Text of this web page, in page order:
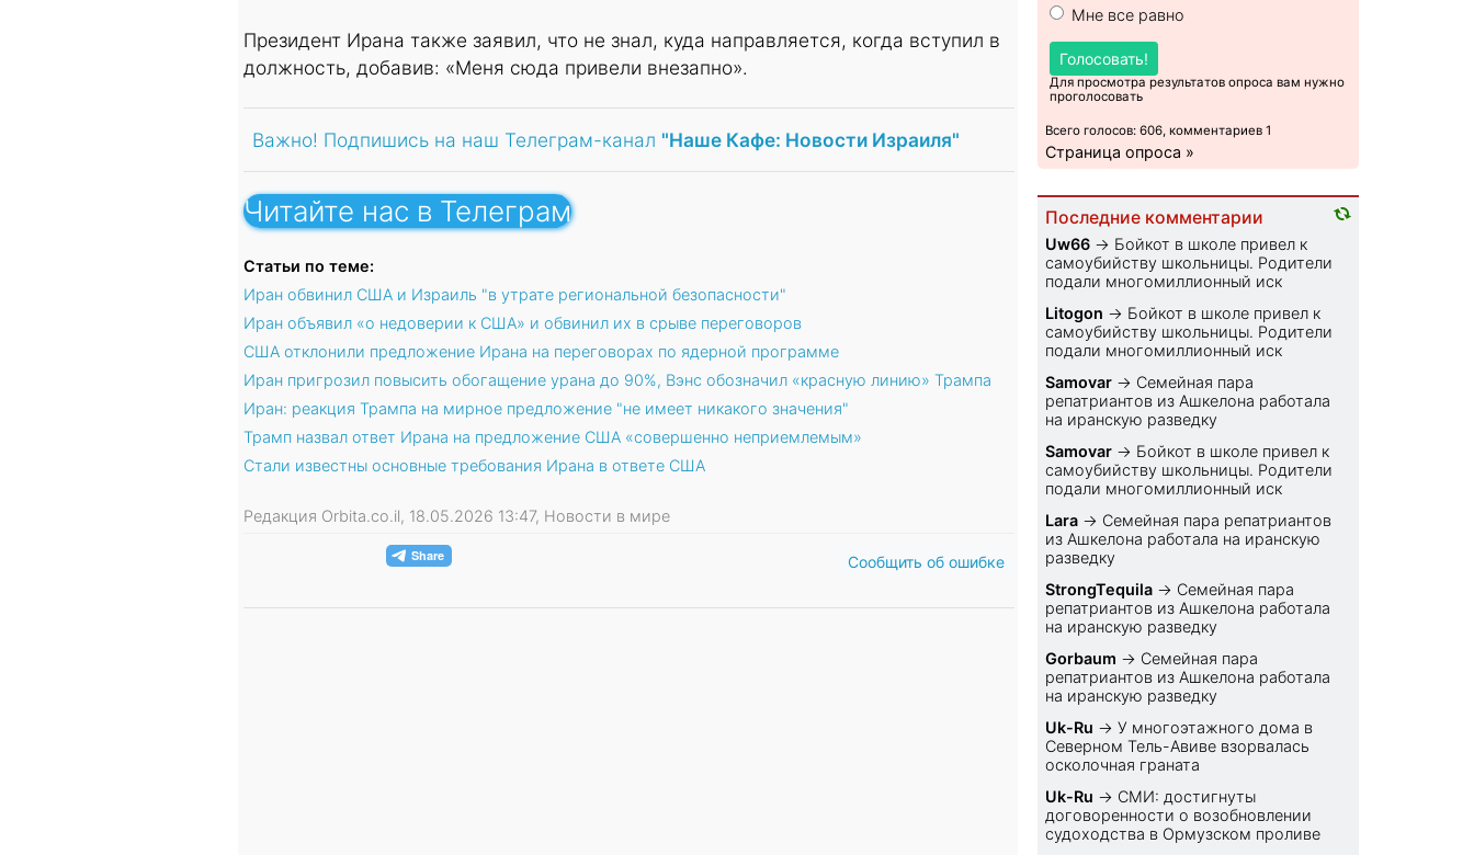
Президент Ирана также заявил, что не знал, куда направляется, когда вступил в
должность, добавив: «Меня сюда привели внезапно».
Важно! Подпишись на наш Телеграм-канал "Наше Кафе: Новости Израиля"
Читайте нас в Телеграм
Статьи по теме:
Иран обвинил США и Израиль "в утрате региональной безопасности"
Иран объявил «о недоверии к США» и обвинил их в срыве переговоров
США отклонили предложение Ирана на переговорах по ядерной программе
Иран пригрозил повысить обогащение урана до 90%, Вэнс обозначил «красную линию» Трампа
Иран: реакция Трампа на мирное предложение "не имеет никакого значения"
Трамп назвал ответ Ирана на предложение США «совершенно неприемлемым»
Стали известны основные требования Ирана в ответе США
Редакция Orbita.co.il, 18.05.2026 13:47, Новости в мире
Сообщить об ошибке
Мне все равно
Голосовать!
Для просмотра результатов опроса вам нужно
проголосовать
Всего голосов: 606, комментариев 1
Страница опроса »
Последние комментарии
Uw66 → Бойкот в школе привел к
самоубийству школьницы. Родители
подали многомиллионный иск
Litogon → Бойкот в школе привел к
самоубийству школьницы. Родители
подали многомиллионный иск
Samovar → Семейная пара
репатриантов из Ашкелона работала
на иранскую разведку
Samovar → Бойкот в школе привел к
самоубийству школьницы. Родители
подали многомиллионный иск
Lara → Семейная пара репатриантов
из Ашкелона работала на иранскую
разведку
StrongTequila → Семейная пара
репатриантов из Ашкелона работала
на иранскую разведку
Gorbaum → Семейная пара
репатриантов из Ашкелона работала
на иранскую разведку
Uk-Ru →У многоэтажного дома в
Северном Тель-Авиве взорвалась
осколочная граната
Uk-Ru → СМИ: достигнуты
договоренности о возобновлении
судоходства в Ормузском проливе